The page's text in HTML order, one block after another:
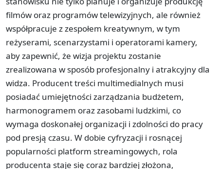
filmów oraz programów telewizyjnych, ale również
współpracuje z zespołem kreatywnym, w tym
reżyserami, scenarzystami i operatorami kamery,
aby zapewnić, że wizja projektu zostanie
zrealizowana w sposób profesjonalny i atrakcyjny dla
widza. Producent treści multimedialnych musi
posiadać umiejętności zarządzania budżetem,
harmonogramem oraz zasobami ludzkimi, co
wymaga doskonałej organizacji i zdolności do pracy
pod presją czasu. W dobie cyfryzacji i rosnącej
popularności platform streamingowych, rola
producenta staje się coraz bardziej złożona,